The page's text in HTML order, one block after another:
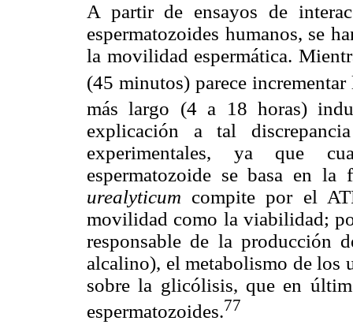
A partir de ensayos de
espermatozoides humanos, se
la movilidad espermática.
(45 minutos) parece
más largo (4 a 18 horas)
explicación a tal
experimentales, ya que
espermatozoide se basa en
urealyticum compite por el
movilidad como la viabilidad;
responsable de la producción
alcalino), el metabolismo de los
sobre la glicólisis, que en
espermatozoides.77